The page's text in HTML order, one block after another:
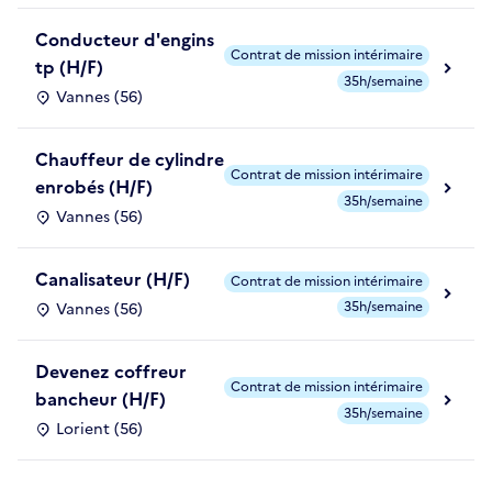
Conducteur d'engins
tp (H/F)
Vannes (56)
Contrat de mission intérimaire
35h/semaine
Chauffeur de cylindre
enrobés (H/F)
Vannes (56)
Contrat de mission intérimaire
35h/semaine
Canalisateur (H/F)
Vannes (56)
Contrat de mission intérimaire
35h/semaine
Devenez coffreur
bancheur (H/F)
Lorient (56)
Contrat de mission intérimaire
35h/semaine